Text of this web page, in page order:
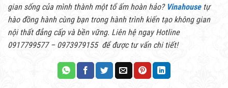
gian sống của mình thành một tổ ấm hoàn hảo? Vinahousetự
hào đồng hành cùng bạn trong hành trình kiến tạo không gian
nội thất đẳng cấp và bền vững. Liên hệ ngay Hotline
0917799577 – 0973979155 để được tư vấn chi tiết!